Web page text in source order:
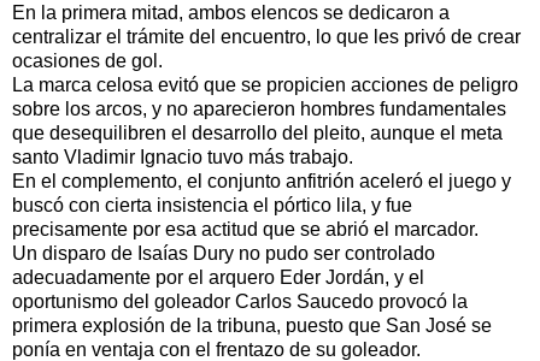
En la primera mitad, ambos elencos se dedicaron a
centralizar el trámite del encuentro, lo que les privó de crear
ocasiones de gol.
La marca celosa evitó que se propicien acciones de peligro
sobre los arcos, y no aparecieron hombres fundamentales
que desequilibren el desarrollo del pleito, aunque el meta
santo Vladimir Ignacio tuvo más trabajo.
En el complemento, el conjunto anfitrión aceleró el juego y
buscó con cierta insistencia el pórtico lila, y fue
precisamente por esa actitud que se abrió el marcador.
Un disparo de Isaías Dury no pudo ser controlado
adecuadamente por el arquero Eder Jordán, y el
oportunismo del goleador Carlos Saucedo provocó la
primera explosión de la tribuna, puesto que San José se
ponía en ventaja con el frentazo de su goleador.